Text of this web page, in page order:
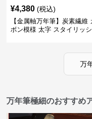
¥4,380 (税込)
【金属軸万年筆】炭素繊維
ボン模様 太字 スタイリッ
万
万年筆極細のおすすめ